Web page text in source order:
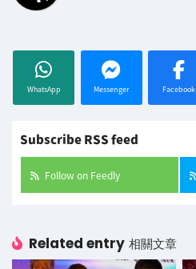
WhatsApp Messenger Facebook
Subscribe RSS feed
Follow on Feedly
Related entry 相關文章